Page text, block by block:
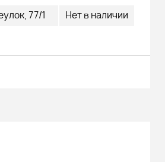
77/1 Нет в наличии